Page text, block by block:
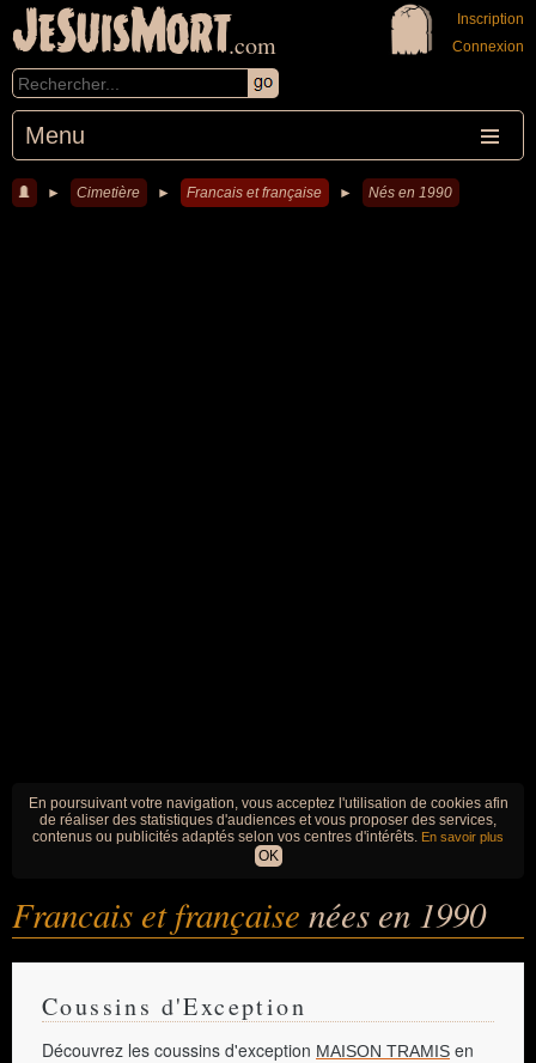
JeSuisMort.com
Menu
Inscription
Connexion
► Cimetière ► Francais et française ► Nés en 1990
En poursuivant votre navigation, vous acceptez l'utilisation de cookies afin
de réaliser des statistiques d'audiences et vous proposer des services,
contenus ou publicités adaptés selon vos centres d'intérêts. En savoir plus
OK
Francais et française nées en 1990
Coussins d'Exception
Découvrez les coussins d'exception MAISON TRAMIS en